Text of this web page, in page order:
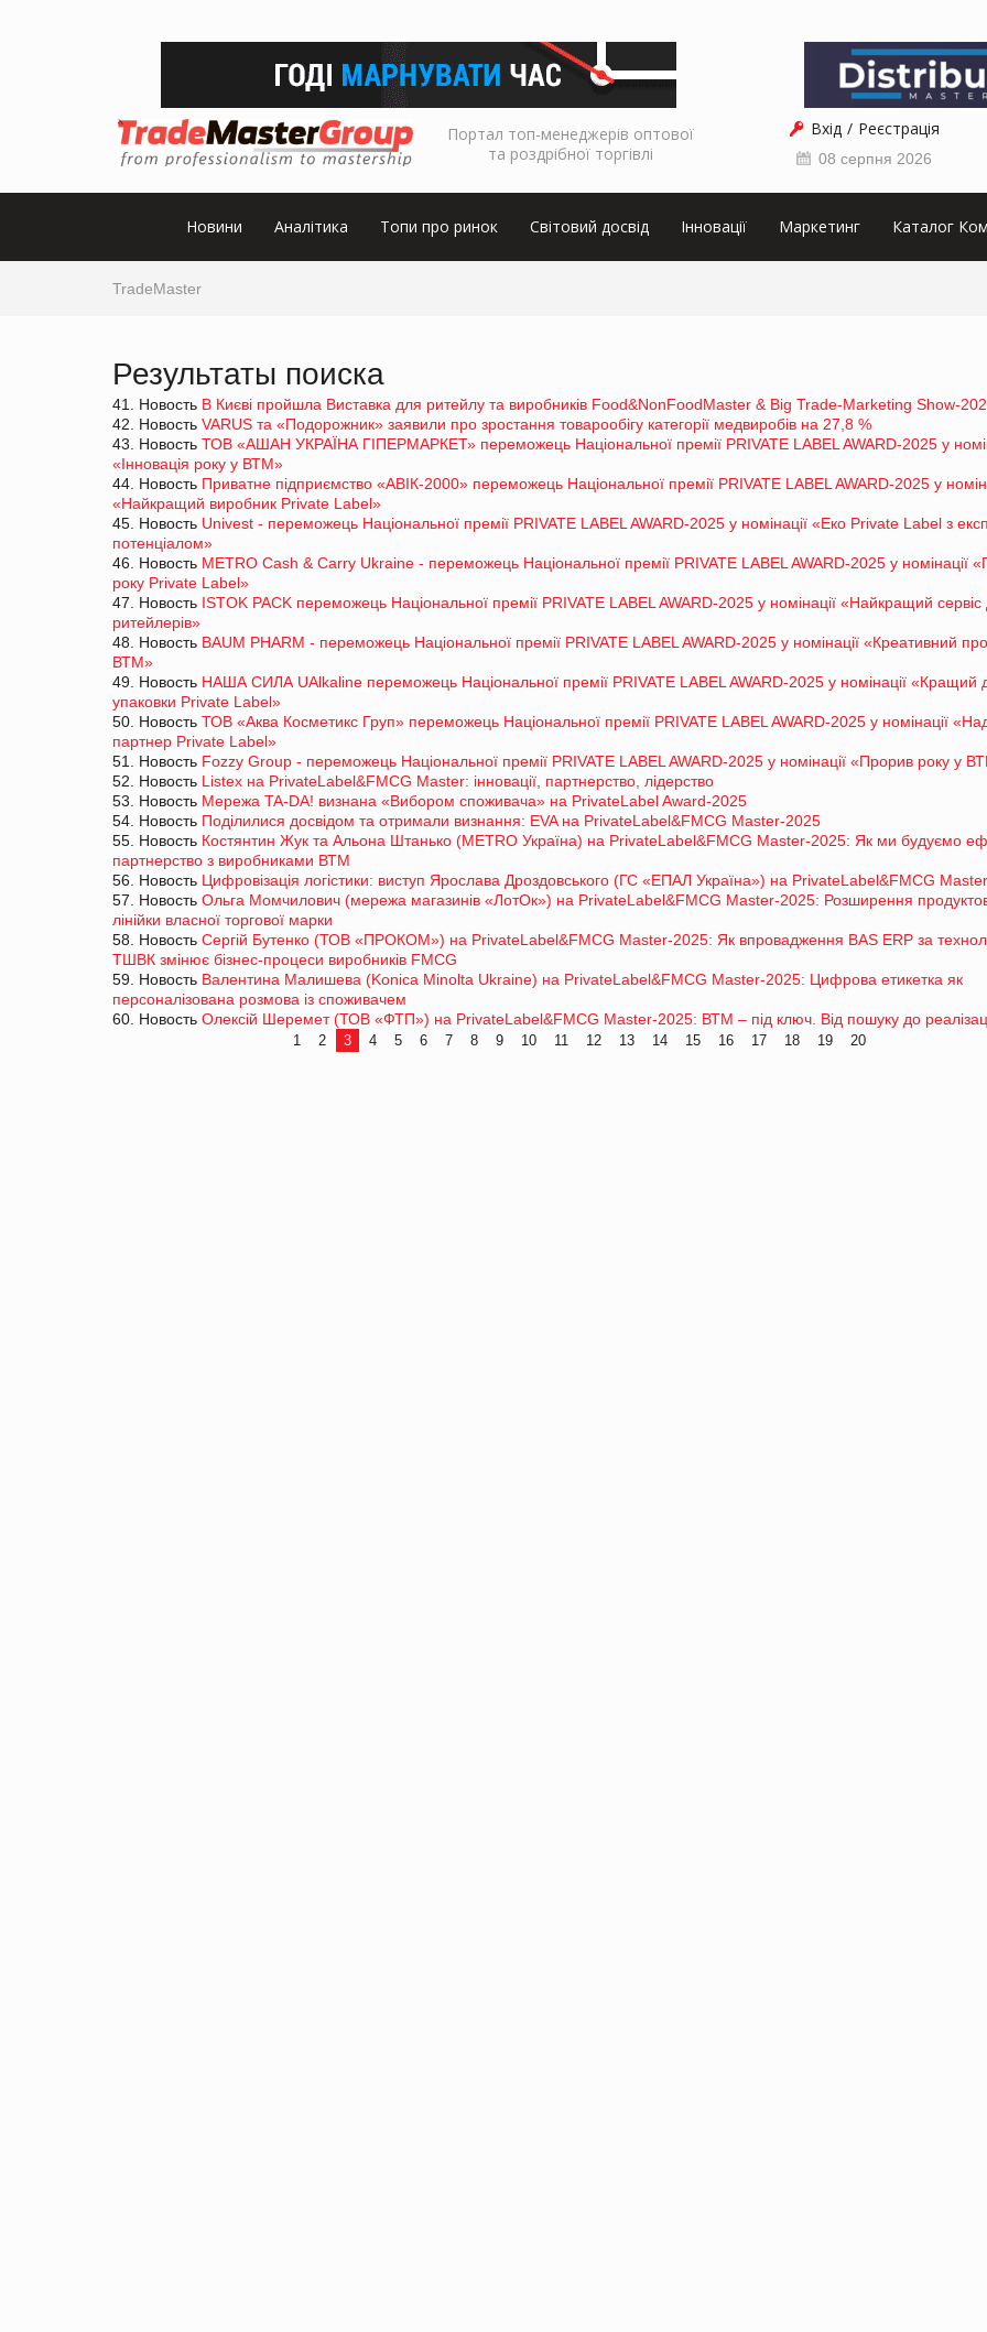
Портал топ-менеджерів оптової
та роздрібної торгівлі
Вхід Реєстрація
08 серпня 2026
Новини Аналітика Топи про ринок Світовий досвід Інновації Маркетинг Каталог
TradeMaster
Результаты поиска
41. Новость В Києві пройшла Виставка для ритейлу та виробників Food&NonFoodMaster & Big Trade-Marketing Show-
42. Новость VARUS та «Подорожник» заявили про зростання товарообігу категорії медвиробів на 27,8 %
43. Новость ТОВ «АШАН УКРАЇНА ГІПЕРМАРКЕТ» переможець Національної премії PRIVATE LABEL AWARD-2025 у
«Інновація року у ВТМ»
44. Новость Приватне підприємство «АВІК-2000» переможець Національної премії PRIVATE LABEL AWARD-2025 у
«Найкращий виробник Private Label»
45. Новость Univest - переможець Національної премії PRIVATE LABEL AWARD-2025 у номінації «Еко Private Label з
потенціалом»
46. Новость METRO Cash & Carry Ukraine - переможець Національної премії PRIVATE LABEL AWARD-2025 у номінації
року Private Label»
47. Новость ISTOK PACK переможець Національної премії PRIVATE LABEL AWARD-2025 у номінації «Найкращий сервіс
ритейлерів»
48. Новость BAUM PHARM - переможець Національної премії PRIVATE LABEL AWARD-2025 у номінації «Креативний
ВТМ»
49. Новость НАША СИЛА UAlkaline переможець Національної премії PRIVATE LABEL AWARD-2025 у номінації «Кращий
упаковки Private Label»
50. Новость ТОВ «Аква Косметикс Груп» переможець Національної премії PRIVATE LABEL AWARD-2025 у номінації
партнер Private Label»
51. Новость Fozzy Group - переможець Національної премії PRIVATE LABEL AWARD-2025 у номінації «Прорив року у
52. Новость Listex на PrivateLabel&FMCG Master: інновації, партнерство, лідерство
53. Новость Мережа TA-DA! визнана «Вибором споживача» на PrivateLabel Award-2025
54. Новость Поділилися досвідом та отримали визнання: EVA на PrivateLabel&FMCG Master-2025
55. Новость Костянтин Жук та Альона Штанько (METRO Україна) на PrivateLabel&FMCG Master-2025: Як ми будуємо
партнерство з виробниками ВТМ
56. Новость Цифровізація логістики: виступ Ярослава Дроздовського (ГС «ЕПАЛ Україна») на PrivateLabel&FMCG
57. Новость Ольга Момчилович (мережа магазинів «ЛотОк») на PrivateLabel&FMCG Master-2025: Розширення
лінійки власної торгової марки
58. Новость Сергій Бутенко (ТОВ «ПРОКОМ») на PrivateLabel&FMCG Master-2025: Як впровадження BAS ERP за
ТШВК змінює бізнес-процеси виробників FMCG
59. Новость Валентина Малишева (Konica Minolta Ukraine) на PrivateLabel&FMCG Master-2025: Цифрова етикетка як
персоналізована розмова із споживачем
60. Новость Олексій Шеремет (ТОВ «ФТП») на PrivateLabel&FMCG Master-2025: ВТМ – під ключ. Від пошуку до
1 2 3 4 5 6 7 8 9 10 11 12 13 14 15 16 17 18 19 20